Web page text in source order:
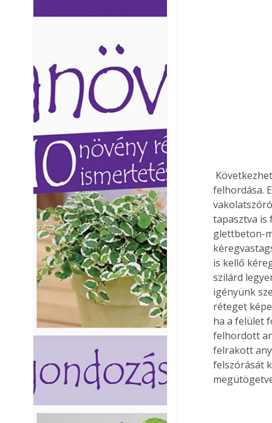
felhordása.
tapasztva is
glettbeton-
is kellő
szilárd
igényünk
réteget
ha a felület
felhordott
felrakott
felszórását